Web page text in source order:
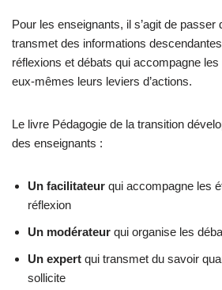
Pour les enseignants, il s’agit de passer
transmet des informations
réflexions et débats qui accompagne
eux-mêmes leurs leviers d’actions.
Le livre Pédagogie de la transition
des enseignants :
Un facilitateur qui accompagne les
réflexion
Un modérateur qui organise les
Un expert qui transmet du savoir
sollicite